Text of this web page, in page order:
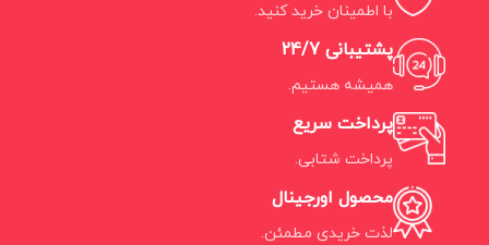
با اطمینان خرید کنید.
پشتیبانی 24/7
همیشه هستیم.
پرداخت سریع
پرداخت شتابی.
محصول اورجینال
لذت خریدی مطمئن.